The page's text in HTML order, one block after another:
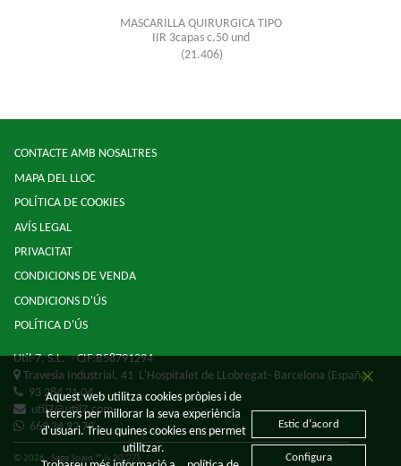
MASCARILLA QUIRURGICA TIPO
IIR 3capas c.50 und
(21.406)
CONTACTE AMB NOSALTRES
MAPA DEL LLOC
POLÍTICA DE COOKIES
AVÍS LEGAL
PRIVACITAT
CONDICIONS DE VENDA
CONDICIONS D'ÚS
POLÍTICA D'ÚS
Util-7, S.L.- CIF:B58791294
Travesia Industrial, 41 L'Hospitalet de LLobregat- Barcelona (España)
93 284 21 04
util7@util7.com
669 34 92 79
© 2026 - Sage Spain ™ (v.20.27)
Aquest web utilitza cookies pròpies i de
tercers per millorar la seva experiència
d'usuari. Trieu quines cookies ens permet
utilitzar.
Estic d'acord
Configura